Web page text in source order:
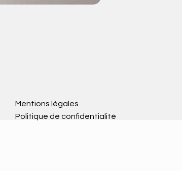
Mentions légales
Politique de confidentialité